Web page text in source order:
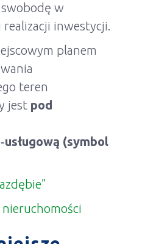
w
inwestycji.
planem
teren
jest pod
(symbol